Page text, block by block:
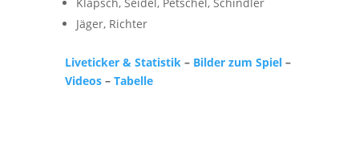
Jäger, Richter
Liveticker & Statistik– Bilder zum Spiel–
Videos– Tabelle